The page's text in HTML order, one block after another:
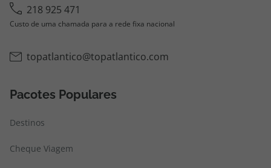
218 925 471
Custo de uma chamada para a rede fixa nacional
topatlantico@topatlantico.com
Pacotes Populares
Destinos
Cheque Viagem